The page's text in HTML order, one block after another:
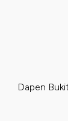
Dapen